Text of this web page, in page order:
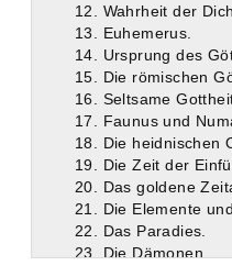
12. Wahrheit der
13. Euhemerus.
14. Ursprung des
15. Die römischen
16. Seltsame
17. Faunus und
18. Die heidnischen
19. Die Zeit der
20. Das goldene
21. Die Elemente
22. Das Paradies.
23. Die Dämonen.